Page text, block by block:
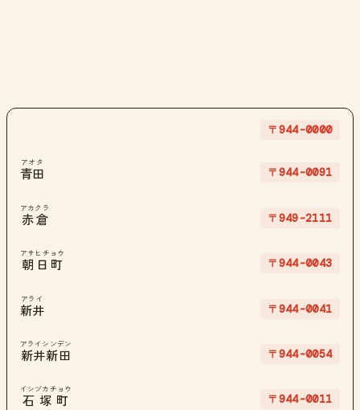
〒944-0000
青田
アオタ
〒944-0091
赤倉
アカクラ
〒949-2111
朝日町
アサヒチョウ
〒944-0043
新井
アライ
〒944-0041
新井新田
アライシンデン
〒944-0054
石塚町
イシヅカチョウ
〒944-0011